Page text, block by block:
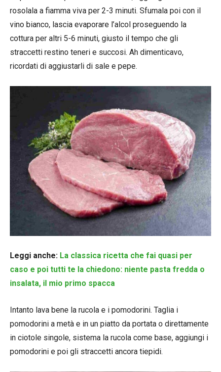
rosolala a fiamma viva per 2-3 minuti. Sfumala poi con il
vino bianco, lascia evaporare l’alcol proseguendo la
cottura per altri 5-6 minuti, giusto il tempo che gli
straccetti restino teneri e succosi. Ah dimenticavo,
ricordati di aggiustarli di sale e pepe.
Leggi anche: La classica ricetta che fai quasi per
caso e poi tutti te la chiedono: niente pasta fredda o
insalata, il mio primo spacca
Intanto lava bene la rucola e i pomodorini. Taglia i
pomodorini a metà e in un piatto da portata o direttamente
in ciotole singole, sistema la rucola come base, aggiungi i
pomodorini e poi gli straccetti ancora tiepidi.